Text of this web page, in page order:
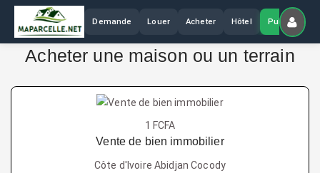
Demande Louer Acheter Hôtel Publier
Acheter une maison ou un terrain
1 FCFA
Vente de bien immobilier
Côte d'Ivoire Abidjan Cocody